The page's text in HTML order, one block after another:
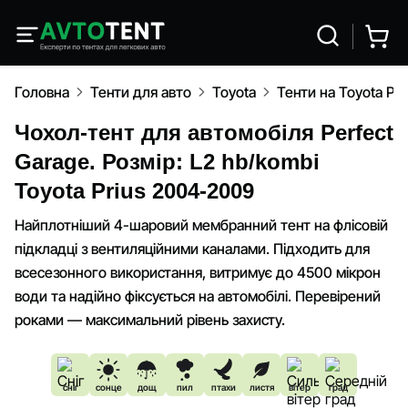
Головна Тенти для авто Toyota Тенти на Toyota
Чохол-тент для автомобіля Perfect
Garage. Розмір: L2 hb/kombi
Toyota Prius 2004-2009
Найплотніший 4-шаровий мембранний тент на флісовій
підкладці з вентиляційними каналами. Підходить для
всесезонного використання, витримує до 4500 мікрон
води та надійно фіксується на автомобілі. Перевірений
роками — максимальний рівень захисту.
сніг сонце дощ пил птахи листя вітер град